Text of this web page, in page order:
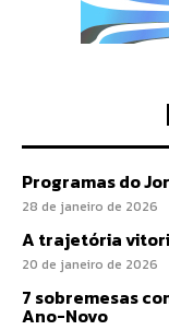
Programas do
28 de janeiro de 2026
A trajetória
20 de janeiro de 2026
7 sobremesas
Ano-Novo